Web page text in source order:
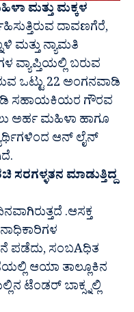
ಮತ್ತು ಮಕ್ಕಳ
ದಾವಣಗೆರೆ,
ಮತ್ತು ನ್ಯಾಮತಿ
ವ್ಯಾಪ್ತಿಯಲ್ಲಿ ಬರುವ
ಒಟ್ಟು 22 ಅಂಗನವಾಡಿ
ಸಹಾಯಕಿಯರ ಗೌರವ
ಅರ್ಹ ಮಹಿಳಾ ಹಾಗೂ
ಆನ್ ಲೈನ್
ಮಾಡುತ್ತಿದ್ದ
.ಆಸಕ್ತ
ಪಡೆದು, ಸಂಬAಧಿತ
ಆಯಾ ತಾಲ್ಲೂಕಿನ
ಟೆಂಡರ್ ಬಾಕ್ಸ್ನಲ್ಲಿ